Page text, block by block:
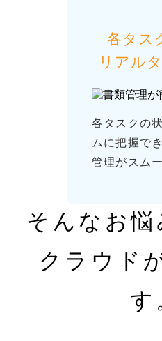
各タス
リアル
各タスクの
ムに把握で
管理がスム
そんなお悩
クラウド
す